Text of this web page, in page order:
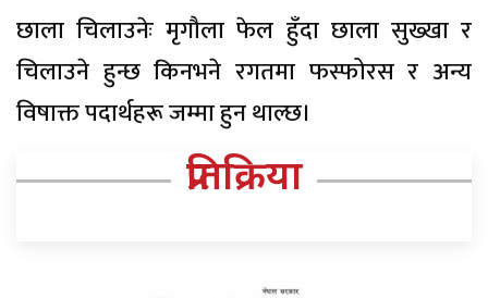
छाला चिलाउनेः मृगौला फेल हुँदा छाला सुख्खा र
चिलाउने हुन्छ किनभने रगतमा फस्फोरस र अन्य
विषाक्त पदार्थहरू जम्मा हुन थाल्छ।
प्रतिक्रिया